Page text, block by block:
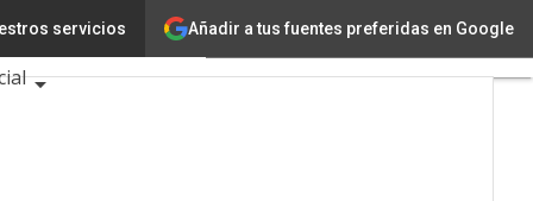
Añadir a tus fuentes preferidas en Google
serviciosCiencia